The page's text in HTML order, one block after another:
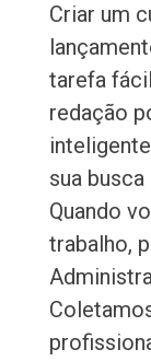
Criar um
tarefa
redação
sua
Quando
trabalho,